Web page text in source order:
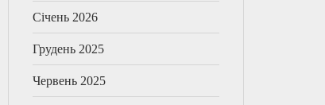
Січень 2026
Грудень 2025
Червень 2025